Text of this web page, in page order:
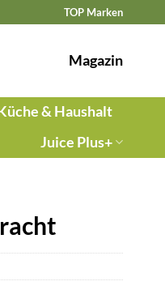
TOP Marken
Magazin
& Haushalt
Juice Plus+